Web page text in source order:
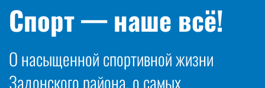
Спорт — наше всё!
О насыщенной спортивной жизни
Задонского района, о самых